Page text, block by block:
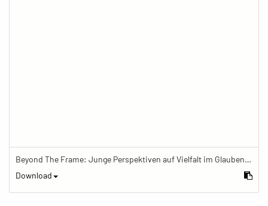
Beyond The Frame: Junge Perspektiven auf Vielfalt im Glauben - Frau arbeitet im Büro eines buddhistischen Zentrums
Download